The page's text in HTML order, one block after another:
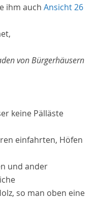
ihm auch Ansicht 26
von Bürgerhäusern
keine Pälläste
einfahrten, Höfen
und ander
so man oben eine